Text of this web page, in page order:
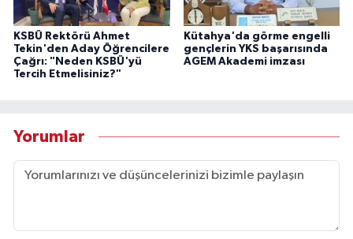
KSBÜ Rektörü Ahmet
Tekin'den Aday Öğrencilere
Çağrı: "Neden KSBÜ'yü
Tercih Etmelisiniz?"
Kütahya'da görme engelli
gençlerin YKS başarısında
AGEM Akademi imzası
Yorumlar